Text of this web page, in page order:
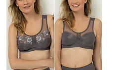
Touch-
Geräten
nach
links